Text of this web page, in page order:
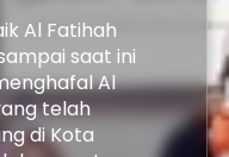
Al Fatihah
saat ini
Al
telah
di Kota